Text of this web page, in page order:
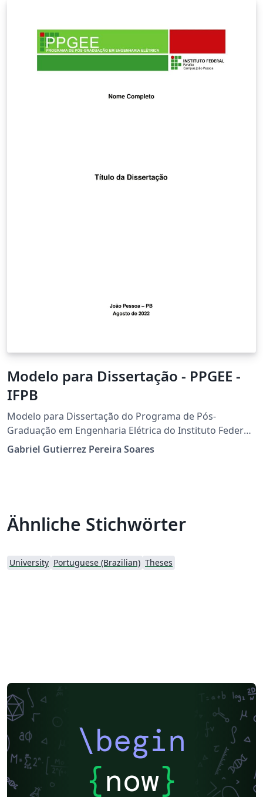
Modelo para Dissertação - PPGEE -
IFPB
Modelo para Dissertação do Programa de Pós-
Graduação em Engenharia Elétrica do Instituto Federal
da Paraíba (PPGEE-IFPB), Campus João Pessoa.
Gabriel Gutierrez Pereira Soares
Ähnliche Stichwörter
University Portuguese (Brazilian) Theses
\begin
{now}